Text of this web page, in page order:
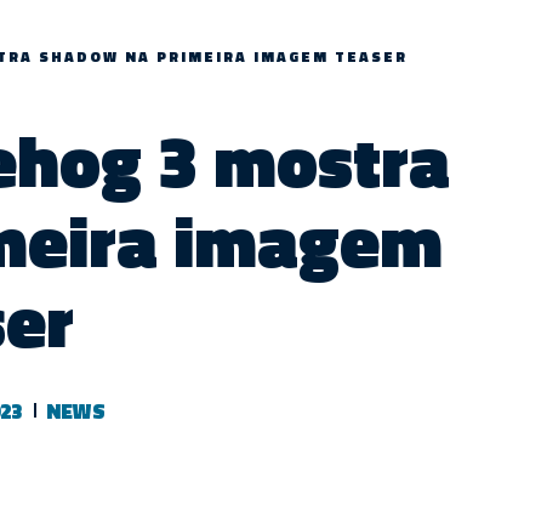
SHADOW NA PRIMEIRA IMAGEM TEASER
3 mostra
imagem
NEWS